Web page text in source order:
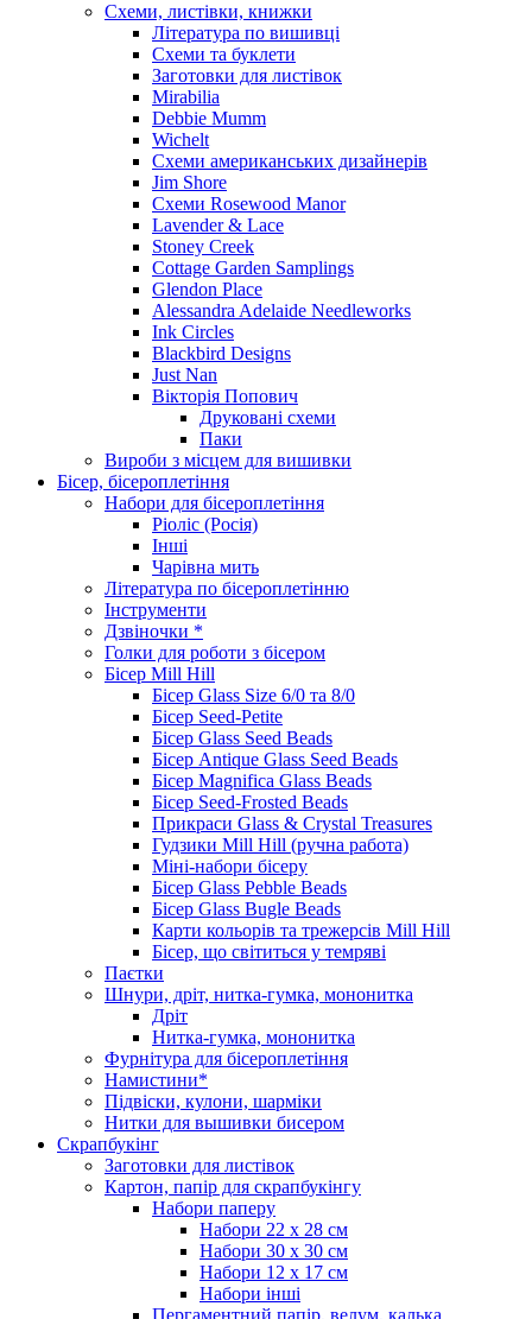
Схеми, листівки, книжки
Література по вишивці
Схеми та буклети
Заготовки для листівок
Mirabilia
Debbie Mumm
Wichelt
Схеми американських дизайнерів
Jim Shore
Cхеми Rosewood Manor
Lavender & Lace
Stoney Creek
Cottage Garden Samplings
Glendon Place
Alessandra Adelaide Needleworks
Ink Circles
Blackbird Designs
Just Nan
Вікторія Попович
Друковані схеми
Паки
Вироби з місцем для вишивки
Бісер, бісероплетіння
Набори для бісероплетіння
Ріоліс (Росія)
Інші
Чарівна мить
Література по бісероплетінню
Інструменти
Дзвіночки *
Голки для роботи з бісером
Бісер Mill Hill
Бісер Glass Size 6/0 та 8/0
Бісер Seed-Petite
Бісер Glass Seed Beads
Бісер Antique Glass Seed Beads
Бісер Magnifica Glass Beads
Бісер Seed-Frosted Beads
Прикраси Glass & Crystal Treasures
Гудзики Mill Hill (ручна работа)
Міні-набори бісеру
Бісер Glass Pebble Beads
Бісер Glass Bugle Beads
Карти кольорів та трежерсів Mill Hill
Бісер, що світиться у темряві
Паєтки
Шнури, дріт, нитка-гумка, мононитка
Дріт
Нитка-гумка, мононитка
Фурнітура для бісероплетіння
Намистини*
Підвіски, кулони, шарміки
Нитки для вышивки бисером
Скрапбукінг
Заготовки для листівок
Картон, папір для скрапбукінгу
Набори паперу
Набори 22 х 28 см
Набори 30 х 30 см
Набори 12 х 17 см
Набори інші
Пергаментний папір, велум, калька